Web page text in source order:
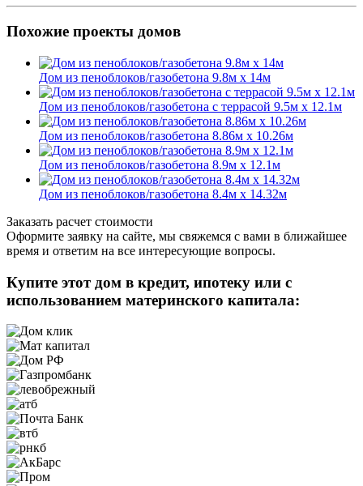
Похожие проекты домов
Дом из пеноблоков/газобетона 9.8м х 14м
Дом из пеноблоков/газобетона с террасой 9.5м х 12.1м
Дом из пеноблоков/газобетона 8.86м х 10.26м
Дом из пеноблоков/газобетона 8.9м х 12.1м
Дом из пеноблоков/газобетона 8.4м х 14.32м
Заказать расчет стоимости
Оформите заявку на сайте, мы свяжемся с вами в ближайшее
время и ответим на все интересующие вопросы.
Купите этот дом в кредит, ипотеку или с
использованием материнского капитала: